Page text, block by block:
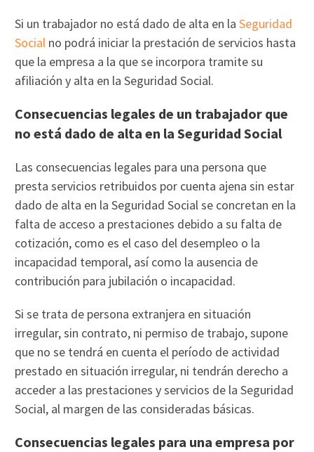
Si un trabajador no está dado de alta en laSeguridad
Social no podrá iniciar la prestación de servicios hasta
que la empresa a la que se incorpora tramite su
afiliación y alta en la Seguridad Social.
Consecuencias legales de un trabajador que
no está dado de alta en la Seguridad Social
Las consecuencias legales para una persona que
presta servicios retribuidos por cuenta ajena sin estar
dado de alta en la Seguridad Social se concretan en la
falta de acceso a prestaciones debido a su falta de
cotización, como es el caso del desempleo o la
incapacidad temporal, así como la ausencia de
contribución para jubilación o incapacidad.
Si se trata de persona extranjera en situación
irregular, sin contrato, ni permiso de trabajo, supone
que no se tendrá en cuenta el período de actividad
prestado en situación irregular, ni tendrán derecho a
acceder a las prestaciones y servicios de la Seguridad
Social, al margen de las consideradas básicas.
Consecuencias legales para una empresa por